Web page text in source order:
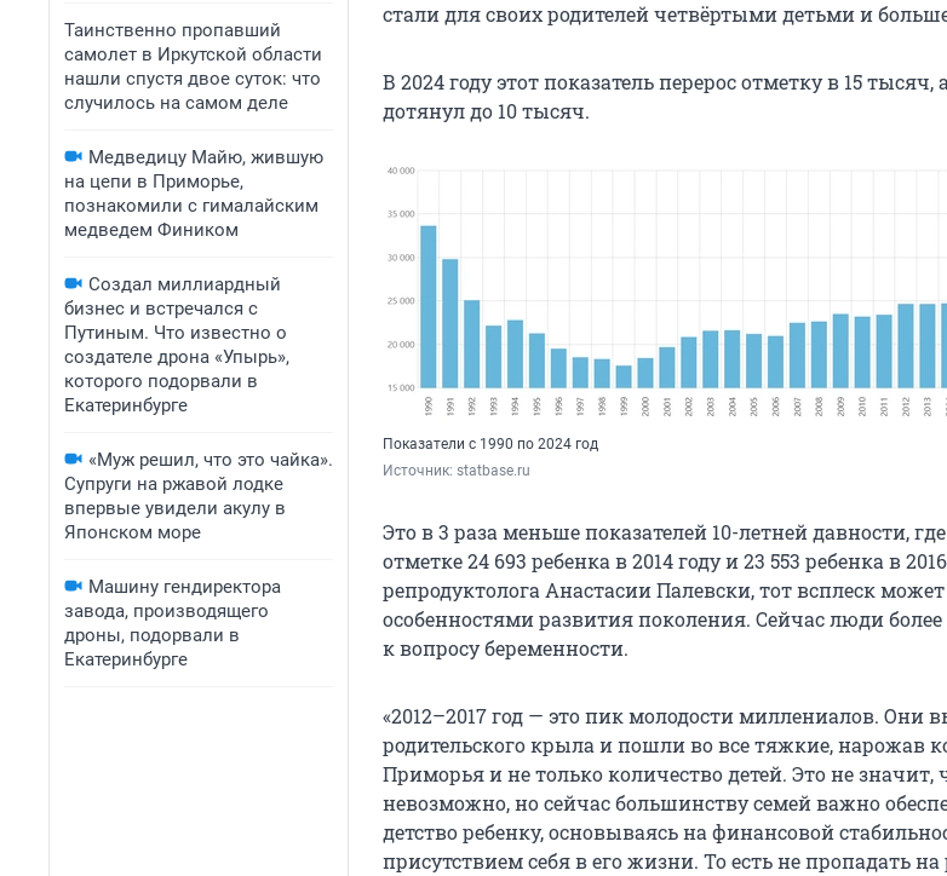
Таинственно пропавший
самолет в Иркутской области
нашли спустя двое суток: что
случилось на самом деле
Медведицу Майю, жившую
на цепи в Приморье,
познакомили с гималайским
медведем Фиником
Создал миллиардный
бизнес и встречался с
Путиным. Что известно о
создателе дрона «Упырь»,
которого подорвали в
Екатеринбурге
«Муж решил, что это чайка».
Супруги на ржавой лодке
впервые увидели акулу в
Японском море
Машину гендиректора
завода, производящего
дроны, подорвали в
Екатеринбурге
стали для своих родителей четвёртыми детьми и
В 2024 году этот показатель перерос отметку в 15 тысяч,
дотянул до 10 тысяч.
Показатели с 1990 по 2024 год
Источник: statbase.ru
Это в 3 раза меньше показателей 10-летней давности,
отметке 24 693 ребенка в 2014 году и 23 553 ребенка в
репродуктолога Анастасии Палевски, тот всплеск
особенностями развития поколения. Сейчас люди более
к вопросу беременности.
«2012–2017 год — это пик молодости миллениалов. Они
родительского крыла и пошли во все тяжкие, нарожав
Приморья и не только количество детей. Это не значит,
невозможно, но сейчас большинству семей важно
детство ребенку, основываясь на финансовой
присутствием себя в его жизни. То есть не пропадать на